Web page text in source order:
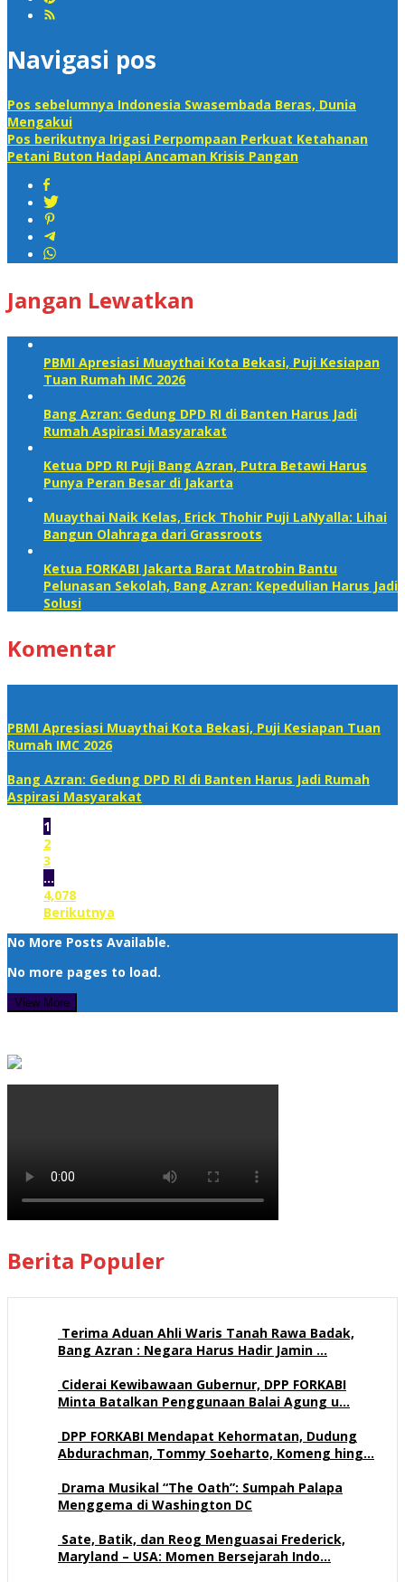
Navigasi pos
Pos sebelumnya Indonesia Swasembada Beras, Dunia
Mengakui
Pos berikutnya Irigasi Perpompaan Perkuat Ketahanan
Petani Buton Hadapi Ancaman Krisis Pangan
Jangan Lewatkan
PBMI Apresiasi Muaythai Kota Bekasi, Puji Kesiapan
Tuan Rumah IMC 2026
Bang Azran: Gedung DPD RI di Banten Harus Jadi
Rumah Aspirasi Masyarakat
Ketua DPD RI Puji Bang Azran, Putra Betawi Harus
Punya Peran Besar di Jakarta
Muaythai Naik Kelas, Erick Thohir Puji LaNyalla: Lihai
Bangun Olahraga dari Grassroots
Ketua FORKABI Jakarta Barat Matrobin Bantu
Pelunasan Sekolah, Bang Azran: Kepedulian Harus Jadi
Solusi
Komentar
PBMI Apresiasi Muaythai Kota Bekasi, Puji Kesiapan Tuan
Rumah IMC 2026
Bang Azran: Gedung DPD RI di Banten Harus Jadi Rumah
Aspirasi Masyarakat
1
2
3
…
4,078
Berikutnya
No More Posts Available.
No more pages to load.
View More
Berita Populer
Terima Aduan Ahli Waris Tanah Rawa Badak,
Bang Azran : Negara Harus Hadir Jamin …
Ciderai Kewibawaan Gubernur, DPP FORKABI
Minta Batalkan Penggunaan Balai Agung u…
DPP FORKABI Mendapat Kehormatan, Dudung
Abdurachman, Tommy Soeharto, Komeng hing…
Drama Musikal “The Oath”: Sumpah Palapa
Menggema di Washington DC
Sate, Batik, dan Reog Menguasai Frederick,
Maryland – USA: Momen Bersejarah Indo…